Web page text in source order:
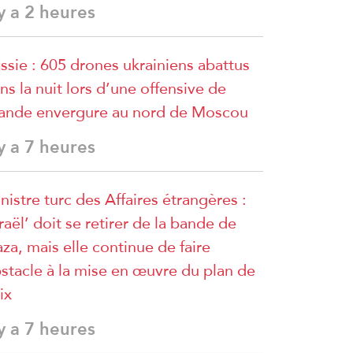
a 2 heures
: 605 drones ukrainiens abattus
la nuit lors d’une offensive de
envergure au nord de Moscou
a 7 heures
turc des Affaires étrangères :
doit se retirer de la bande de
mais elle continue de faire
à la mise en œuvre du plan de
a 7 heures